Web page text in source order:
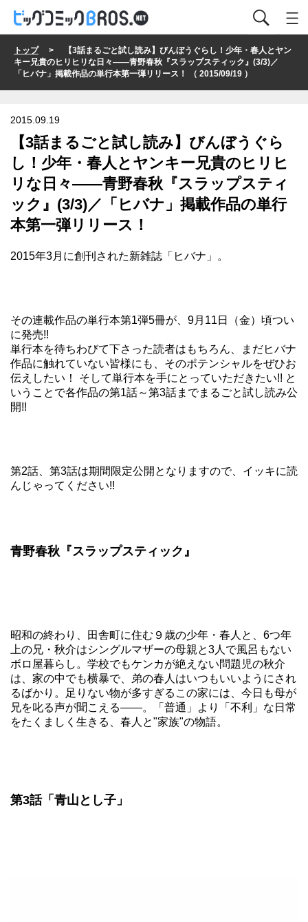
トップ> 【3話まるごと試し読み】びんぼうぐらし！少年・春人とヤン
キー兄貴のヒリヒリな日々――青野春秋『スラップスティック』(3/3)／
「ヒバナ」掲載作品の単行本第一弾リリース！ （ 2015/09/19 ）
2015.09.19
【3話まるごと試し読み】びんぼうぐら
し！少年・春人とヤンキー兄貴のヒリヒ
リな日々――青野春秋『スラップスティ
ック』(3/3)／「ヒバナ」掲載作品の単行
本第一弾リリース！
2015年3月に創刊された新雑誌「ヒバナ」。
その連載作品の単行本第1弾5冊が、9月11日（金）頃つい
に発売!!
単行本を待ちわびて下さった読者はもちろん、まだヒバナ
作品に触れていない皆様にも、そのポテンシャルをぜひお
伝えしたい！ そして単行本を手にとっていただきたい!! と
いうことで各作品の第1話～第3話までまるごと試し読み公
開!!
第2話、第3話は期間限定公開となりますので、イッキに読
んじゃってください!!
青野春秋『スラップスティック』
昭和の終わり、田舎町に住む９歳の少年・春人と、6つ年
上の兄・秋介はシングルマザーの母親と3人で風呂もない
ボロ屋暮らし。学校でもケンカが絶えない問題児の秋介
は、家の中でも横暴で、弟の春人はいつもいいようにされ
るばかり。足りない物が多すぎるこの家には、今日も母が
兄を叱る声が聞こえる――。「普通」より「不利」な日常
をたくましく生きる、春人と"家族"の物語。
第3話「青山とし子」